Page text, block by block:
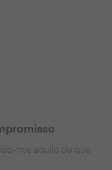
nos aquilo de que